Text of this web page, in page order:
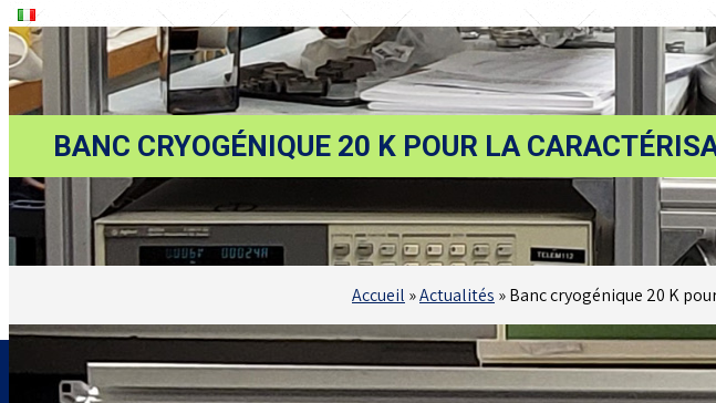
BANC CRYOGÉNIQUE 20 K POUR LA
Accueil »Actualités »Banc cryogénique 20 K